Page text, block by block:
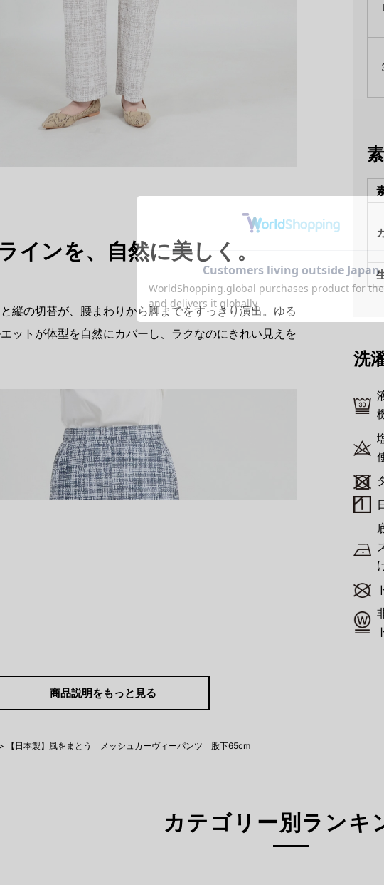
インを、自然に美しく。
縦の切替が、腰まわりから脚までをすっきり演出。ゆる
ットが体型を自然にカバーし、ラクなのにきれい見えを
洗
商品説明をもっと見る
【日本製】風をまとう メッシュカーヴィーパンツ 股下65cm
カテゴリー別ランキ